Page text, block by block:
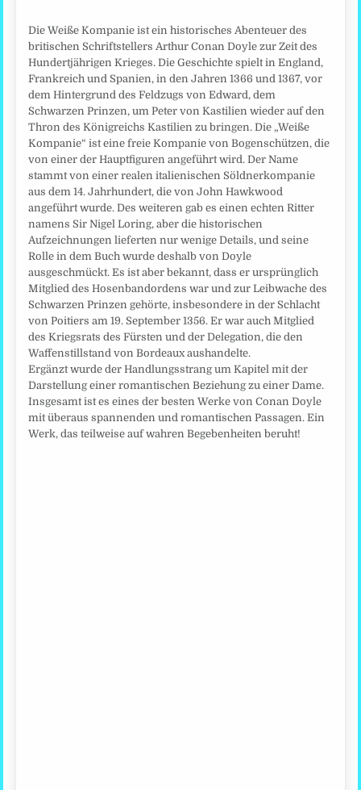
Die Weiße Kompanie ist ein historisches Abenteuer des
britischen Schriftstellers Arthur Conan Doyle zur Zeit des
Hundertjährigen Krieges. Die Geschichte spielt in England,
Frankreich und Spanien, in den Jahren 1366 und 1367, vor
dem Hintergrund des Feldzugs von Edward, dem
Schwarzen Prinzen, um Peter von Kastilien wieder auf den
Thron des Königreichs Kastilien zu bringen. Die „Weiße
Kompanie“ ist eine freie Kompanie von Bogenschützen, die
von einer der Hauptfiguren angeführt wird. Der Name
stammt von einer realen italienischen Söldnerkompanie
aus dem 14. Jahrhundert, die von John Hawkwood
angeführt wurde. Des weiteren gab es einen echten Ritter
namens Sir Nigel Loring, aber die historischen
Aufzeichnungen lieferten nur wenige Details, und seine
Rolle in dem Buch wurde deshalb von Doyle
ausgeschmückt. Es ist aber bekannt, dass er ursprünglich
Mitglied des Hosenbandordens war und zur Leibwache des
Schwarzen Prinzen gehörte, insbesondere in der Schlacht
von Poitiers am 19. September 1356. Er war auch Mitglied
des Kriegsrats des Fürsten und der Delegation, die den
Waffenstillstand von Bordeaux aushandelte.
Ergänzt wurde der Handlungsstrang um Kapitel mit der
Darstellung einer romantischen Beziehung zu einer Dame.
Insgesamt ist es eines der besten Werke von Conan Doyle
mit überaus spannenden und romantischen Passagen. Ein
Werk, das teilweise auf wahren Begebenheiten beruht!